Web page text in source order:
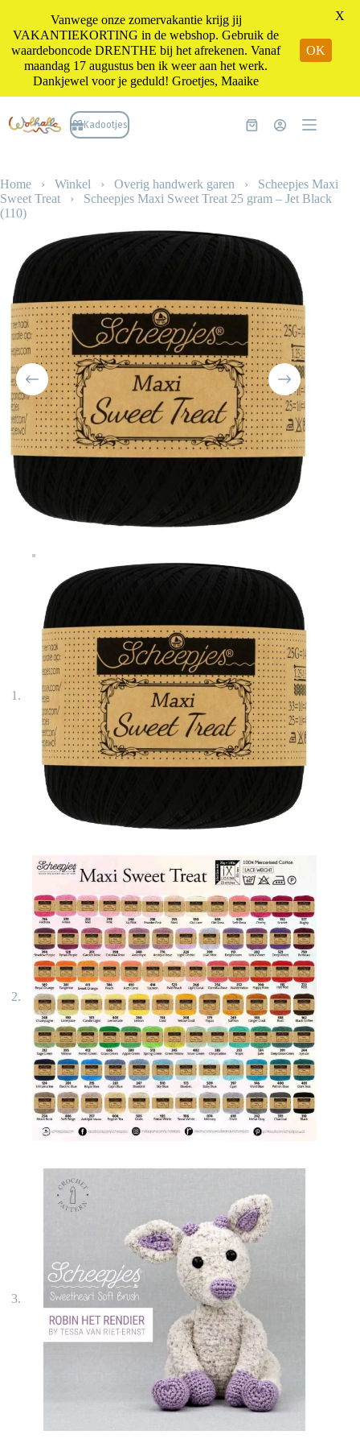
naar
de
Kadootjes Winkelwagen
Home › Winkel › Overig handwerk garen › Scheepjes Maxi
Sweet Treat › Scheepjes Maxi Sweet Treat 25 gram – Jet Black
(110)
Vanwege onze zomervakantie krijg jij
VAKANTIEKORTING in de webshop. Gebruik de
waardeboncode DRENTHE bij het afrekenen. Vanaf
maandag 17 augustus ben ik weer aan het werk.
Dankjewel voor je geduld! Groetjes, Maaike
OK
X